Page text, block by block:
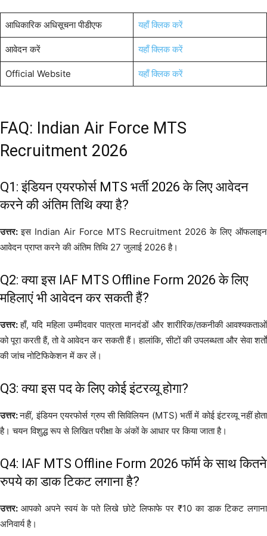
आधिकारिक अधिसूचना पीडीएफ यहाँ क्लिक करें
आवेदन करें यहाँ क्लिक करें
Official Website यहाँ क्लिक करें
FAQ: Indian Air Force MTS
Recruitment 2026
Q1: इंडियन एयरफोर्स MTS भर्ती 2026 के लिए आवेदन
करने की अंतिम तिथि क्या है?
उत्तर:इस Indian Air Force MTS Recruitment 2026 के लिए ऑफलाइन
आवेदन प्राप्त करने की अंतिम तिथि 27 जुलाई 2026 है।
Q2: क्या इस IAF MTS Offline Form 2026 के लिए
महिलाएं भी आवेदन कर सकती हैं?
उत्तर:हाँ, यदि महिला उम्मीदवार पात्रता मानदंडों और शारीरिक/तकनीकी आवश्यकताओं
को पूरा करती हैं, तो वे आवेदन कर सकती हैं। हालांकि, सीटों की उपलब्धता और सेवा शर्तों
की जांच नोटिफिकेशन में कर लें।
Q3: क्या इस पद के लिए कोई इंटरव्यू होगा?
उत्तर:नहीं, इंडियन एयरफोर्स ग्रुप सी सिविलियन (MTS) भर्ती में कोई इंटरव्यू नहीं होता
है। चयन विशुद्ध रूप से लिखित परीक्षा के अंकों के आधार पर किया जाता है।
Q4: IAF MTS Offline Form 2026 फॉर्म के साथ कितने
रुपये का डाक टिकट लगाना है?
उत्तर:आपको अपने स्वयं के पते लिखे छोटे लिफाफे पर ₹10 का डाक टिकट लगाना
अनिवार्य है।